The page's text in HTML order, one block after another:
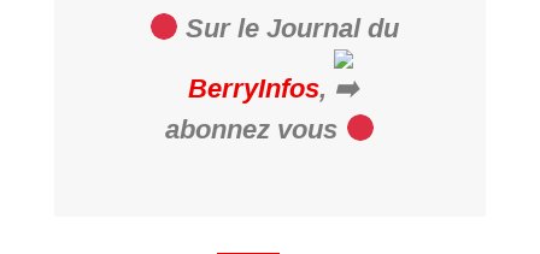
Sur le Journal du
BerryInfos,
abonnez vous